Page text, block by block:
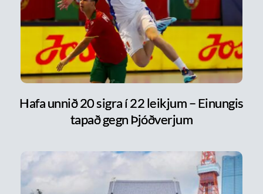
Hafa unnið 20 sigra í 22 leikjum – Einungis
tapað gegn Þjóðverjum